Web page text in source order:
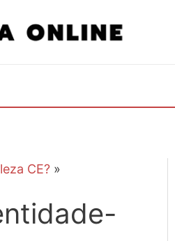
CE?